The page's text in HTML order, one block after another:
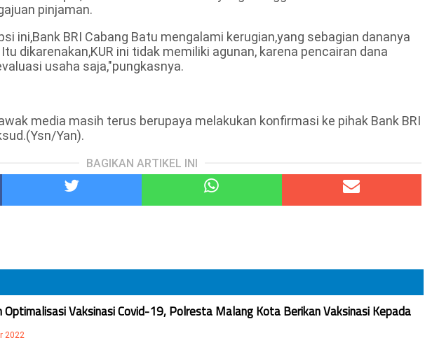
pinjaman.
ini,Bank BRI Cabang Batu mengalami kerugian,yang sebagian dananya
dikarenakan,KUR ini tidak memiliki agunan, karena pencairan dana
usaha saja,"pungkasnya.
media masih terus berupaya melakukan konfirmasi ke pihak Bank BRI
Yan).
BAGIKAN ARTIKEL INI
Optimalisasi Vaksinasi Covid-19, Polresta Malang Kota Berikan Vaksinasi Kepada
2022